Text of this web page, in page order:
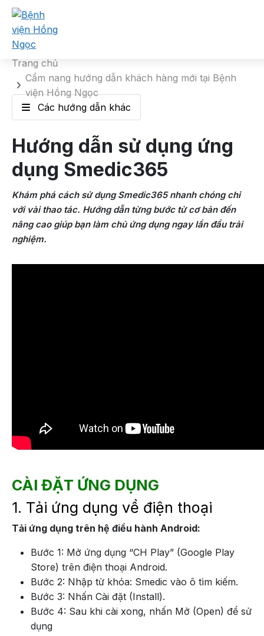
Hướng dẫn sử dụng ứng dụng
Smedic365
Trang chủ
Cẩm nang hướng dẫn khách hàng mới tại Bệnh
viện Hồng Ngọc
Các hướng dẫn khác
Hướng dẫn sử dụng ứng
dụng Smedic365
Khám phá cách sử dụng Smedic365 nhanh chóng chỉ
với vài thao tác. Hướng dẫn từng bước từ cơ bản đến
nâng cao giúp bạn làm chủ ứng dụng ngay lần đầu trải
nghiệm.
CÀI ĐẶT ỨNG DỤNG
1. Tải ứng dụng về điện thoại
Tải ứng dụng trên hệ điều hành Android:
Bước 1: Mở ứng dụng “CH Play” (Google Play
Store) trên điện thoại Android.
Bước 2: Nhập từ khóa: Smedic vào ô tìm kiếm.
Bước 3: Nhấn Cài đặt (Install).
Bước 4: Sau khi cài xong, nhấn Mở (Open) để sử
dụng